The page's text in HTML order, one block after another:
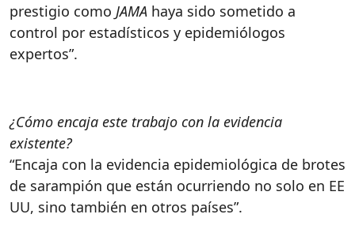
prestigio como JAMA haya sido sometido a
control por estadísticos y epidemiólogos
expertos”.
¿Cómo encaja este trabajo con la evidencia
existente?
“Encaja con la evidencia epidemiológica de brotes
de sarampión que están ocurriendo no solo en EE
UU, sino también en otros países”.